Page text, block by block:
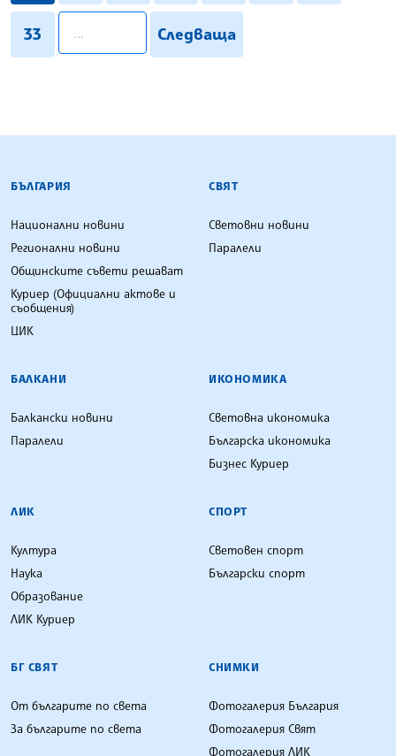
33 Следваща
БЪЛГАРСКА ТЕЛЕГРАФНА АГЕНЦИЯ
БЪЛГАРИЯ
Национални новини
Регионални новини
Общинските съвети решават
Куриер (Официални актове и
съобщения)
ЦИК
СВЯТ
Световни новини
Паралели
БАЛКАНИ
Балкански новини
Паралели
ИКОНОМИКА
Световна икономика
Българска икономика
Бизнес Куриер
ЛИК
Култура
Наука
Образование
ЛИК Куриер
СПОРТ
Световен спорт
Български спорт
БГ СВЯТ
От българите по света
За българите по света
СНИМКИ
Фотогалерия България
Фотогалерия Свят
Фотогалерия ЛИК